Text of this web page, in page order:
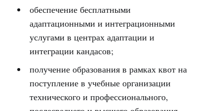
обеспечение бесплатными
адаптационными и интеграционными
услугами в центрах адаптации и
интеграции кандасов;
получение образования в рамках квот на
поступление в учебные организации
технического и профессионального,